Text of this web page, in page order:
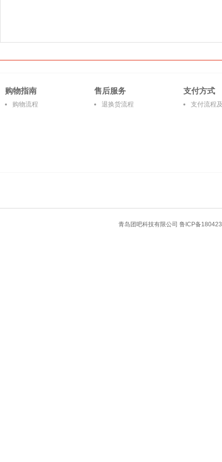
购物指南
购物流程
售后服务
退换货流程
支付方式
支付流程
青岛团吧科技有限公司 鲁ICP备